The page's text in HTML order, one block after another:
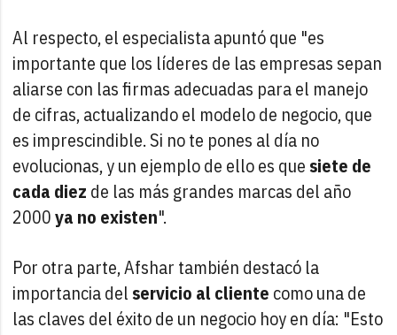
Al respecto, el especialista apuntó que "es
importante que los líderes de las empresas sepan
aliarse con las firmas adecuadas para el manejo
de cifras, actualizando el modelo de negocio, que
es imprescindible. Si no te pones al día no
evolucionas, y un ejemplo de ello es que siete de
cada diez de las más grandes marcas del año
2000ya no existen".
Por otra parte, Afshar también destacó la
importancia del servicio al cliente como una de
las claves del éxito de un negocio hoy en día: "Esto